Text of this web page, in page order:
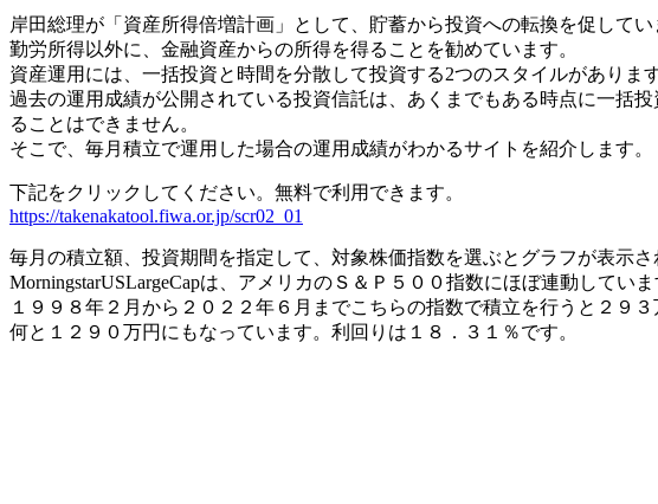
岸田総理が「資産所得倍増計画」として、貯蓄から投資への転換を促してい
勤労所得以外に、金融資産からの所得を得ることを勧めています。
資産運用には、一括投資と時間を分散して投資する2つのスタイルがあります
過去の運用成績が公開されている投資信託は、あくまでもある時点に一括
ることはできません。
そこで、毎月積立で運用した場合の運用成績がわかるサイトを紹介します。
下記をクリックしてください。無料で利用できます。
https://takenakatool.fiwa.or.jp/scr02_01
毎月の積立額、投資期間を指定して、対象株価指数を選ぶとグラフが表示さ
MorningstarUSLargeCapは、アメリカのＳ＆Ｐ５００指数にほぼ連動していま
１９９８年２月から２０２２年６月までこちらの指数で積立を行うと２９
何と１２９０万円にもなっています。利回りは１８．３１％です。